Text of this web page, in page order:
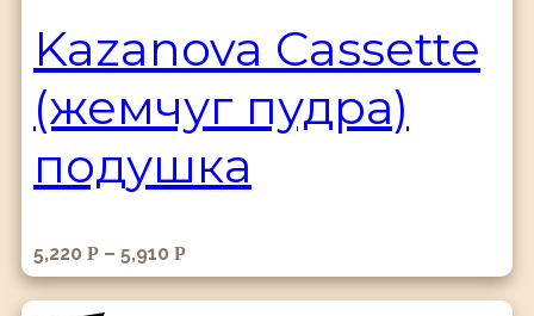
Kazanova Cassette
(жемчуг пудра)
подушка
5,220 Р – 5,910 Р